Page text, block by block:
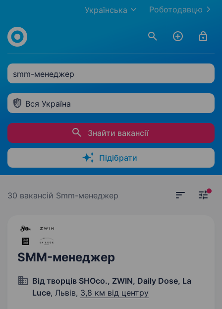
Роботодавцю
Українська
smm-менеджер
Вся Україна
Знайти вакансії
Підібрати
30 вакансій Smm-менеджер
SMM-менеджер
Від творців SHOco., ZWIN, Daily Dose, La
Luce, Львів, 3,8 км від центру